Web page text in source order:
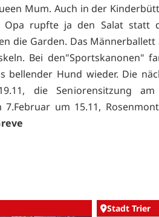
Mum. Auch in der
Opa rupfte ja den Salat statt
die Garden. Das
Bei den"Sportskanonen"
bellender Hund wieder. Die
die Seniorensitzung
7.Februar um 15.11,
Stadt Trier